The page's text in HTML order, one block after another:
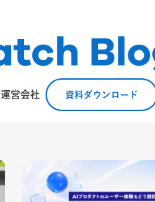
運営会社 資料ダウンロード